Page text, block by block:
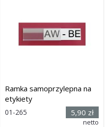
Ramka samoprzylepna na
etykiety
01-265 5,90 zł
netto